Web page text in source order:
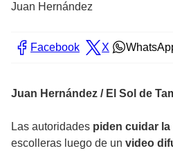
Juan Hernández
Facebook X
Juan Hernández / El Sol de
Las autoridades piden cuidar la
escolleras luego de un video